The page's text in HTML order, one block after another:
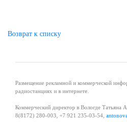
Возврат к списку
Размещение рекламной и коммерческой
радиостанциях и в интернете.
Коммерческий директор в Вологде Татьяна
8(8172) 280-003, +7 921 235-03-54,